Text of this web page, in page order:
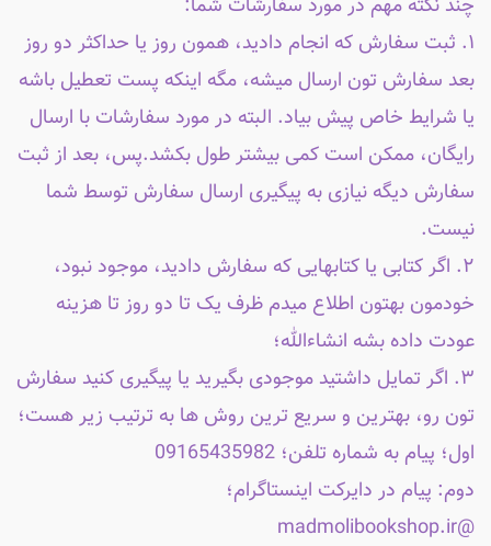
چند نکته مهم در مورد سفارشات شما:
۱. ثبت سفارش که انجام دادید، همون روز یا حداکثر دو روز
بعد سفارش تون ارسال میشه، مگه اینکه پست تعطیل باشه
یا شرایط خاص پیش بیاد. البته در مورد سفارشات با ارسال
رایگان، ممکن است کمی بیشتر طول بکشد.پس، بعد از ثبت
سفارش دیگه نیازی به پیگیری ارسال سفارش توسط شما
نیست.
۲. اگر کتابی یا کتابهایی که سفارش دادید، موجود نبود،
خودمون بهتون اطلاع میدم ظرف یک تا دو روز تا هزینه
عودت داده بشه انشاءالله؛
۳. اگر تمایل داشتید موجودی بگیرید یا پیگیری کنید سفارش
تون رو، بهترین و سریع ترین روش ها به ترتیب زیر هست؛
اول؛ پیام به شماره تلفن؛ 09165435982
دوم: پیام در دایرکت اینستاگرام؛
@madmolibookshop.ir